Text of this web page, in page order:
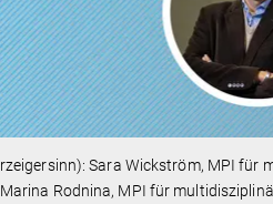
Sara Wickström, MPI für
Rodnina, MPI für